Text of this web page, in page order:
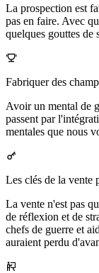
La prospection est
pas en faire. Avec
quelques gouttes de
Fabriquer des
Avoir un mental de
passent par
mentales que nous
Les clés de la vente
La vente n'est pas
de réflexion et de
chefs de guerre et
auraient perdu